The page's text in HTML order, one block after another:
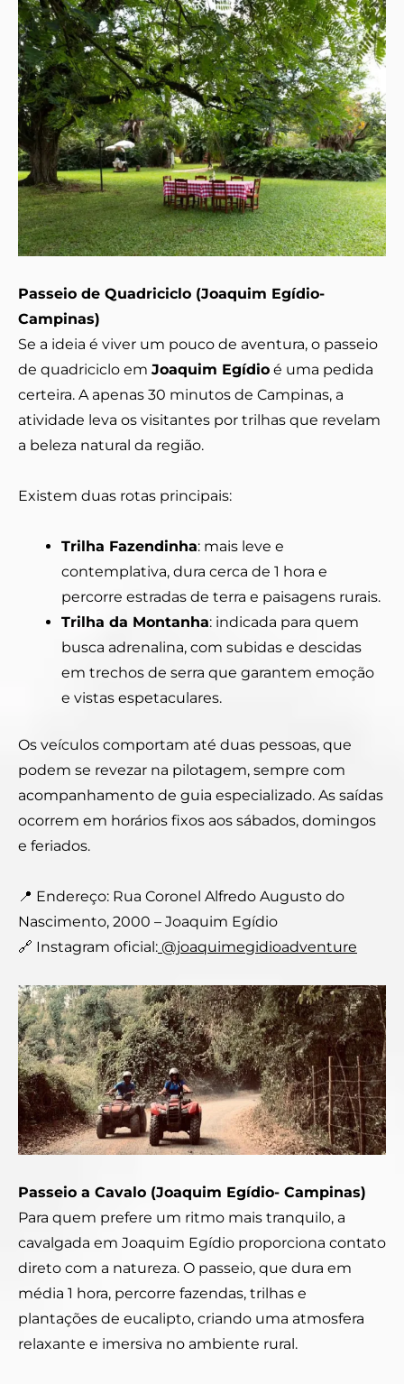
Passeio de Quadriciclo (Joaquim Egídio-
Campinas)
Se a ideia é viver um pouco de aventura, o passeio
de quadriciclo em Joaquim Egídio é uma pedida
certeira. A apenas 30 minutos de Campinas, a
atividade leva os visitantes por trilhas que revelam
a beleza natural da região.
Existem duas rotas principais:
Trilha Fazendinha: mais leve e
contemplativa, dura cerca de 1 hora e
percorre estradas de terra e paisagens rurais.
Trilha da Montanha: indicada para quem
busca adrenalina, com subidas e descidas
em trechos de serra que garantem emoção
e vistas espetaculares.
Os veículos comportam até duas pessoas, que
podem se revezar na pilotagem, sempre com
acompanhamento de guia especializado. As saídas
ocorrem em horários fixos aos sábados, domingos
e feriados.
📍 Endereço: Rua Coronel Alfredo Augusto do
Nascimento, 2000 – Joaquim Egídio
🔗 Instagram oficial: @joaquimegidioadventure
Passeio a Cavalo (Joaquim Egídio- Campinas)
Para quem prefere um ritmo mais tranquilo, a
cavalgada em Joaquim Egídio proporciona contato
direto com a natureza. O passeio, que dura em
média 1 hora, percorre fazendas, trilhas e
plantações de eucalipto, criando uma atmosfera
relaxante e imersiva no ambiente rural.